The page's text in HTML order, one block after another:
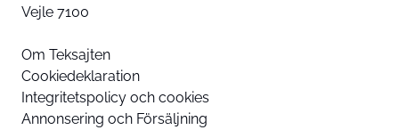
Vejle 7100
Om Teksajten
Cookiedeklaration
Integritetspolicy och cookies
Annonsering och Försäljning